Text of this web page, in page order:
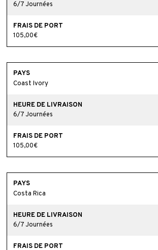
6/7 Journées
105,00€
Coast Ivory
6/7 Journées
105,00€
Costa Rica
6/7 Journées